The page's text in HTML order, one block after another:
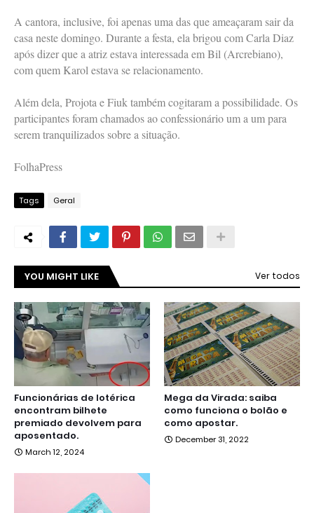
A cantora, inclusive, foi apenas uma das que ameaçaram sair da
casa neste domingo. Durante a festa, ela brigou com Carla Diaz
após dizer que a atriz estava interessada em Bil (Arcrebiano),
com quem Karol estava se relacionamento.
Além dela, Projota e Fiuk também cogitaram a possibilidade. Os
participantes foram chamados ao confessionário um a um para
serem tranquilizados sobre a situação.
FolhaPress
Tags Geral
YOU MIGHT LIKE Ver todos
Funcionárias de lotérica
encontram bilhete
premiado devolvem para
aposentado.
March 12, 2024
Mega da Virada: saiba
como funciona o bolão e
como apostar.
December 31, 2022